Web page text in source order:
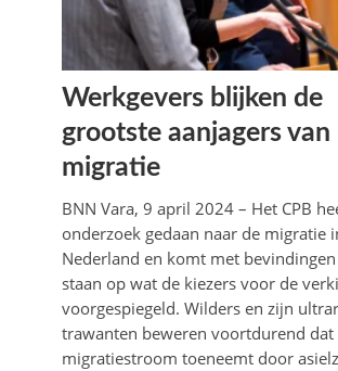
Werkgevers blijken de
grootste aanjagers van
migratie
BNN Vara, 9 april 2024 – Het CPB
onderzoek gedaan naar de migratie
Nederland en komt met
staan op wat de kiezers voor de
voorgespiegeld. Wilders en zijn
trawanten beweren voortdurend dat
migratiestroom toeneemt door